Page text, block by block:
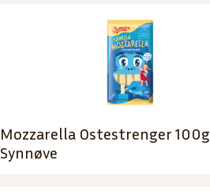
Mozzarella Ostestrenger 100g
Synnøve